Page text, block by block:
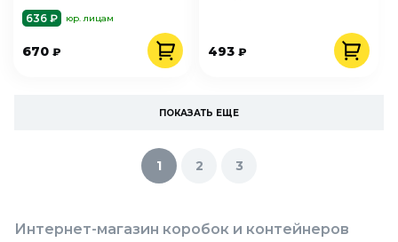
636 ₽
юр. лицам
670 ₽ 493₽
ПОКАЗАТЬ ЕЩЕ
1 2 3
Интернет-магазин коробок и контейнеров